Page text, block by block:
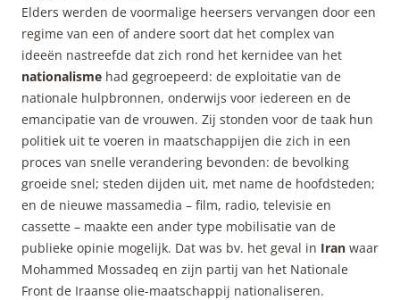
Elders werden de voormalige heersers vervangen door een
regime van een of andere soort dat het complex van
ideeën nastreefde dat zich rond het kernidee van het
nationalisme had gegroepeerd: de exploitatie van de
nationale hulpbronnen, onderwijs voor iedereen en de
emancipatie van de vrouwen. Zij stonden voor de taak hun
politiek uit te voeren in maatschappijen die zich in een
proces van snelle verandering bevonden: de bevolking
groeide snel; steden dijden uit, met name de hoofdsteden;
en de nieuwe massamedia – film, radio, televisie en
cassette – maakte een ander type mobilisatie van de
publieke opinie mogelijk. Dat was bv. het geval in Iran waar
Mohammed Mossadeq en zijn partij van het Nationale
Front de Iraanse olie-maatschappij nationaliseren.